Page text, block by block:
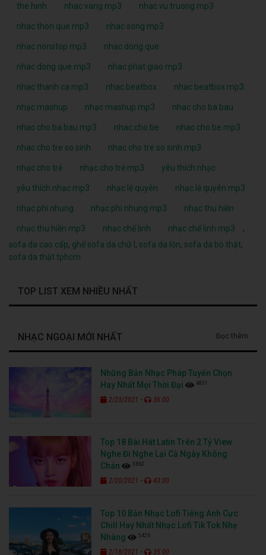
the hinh nhac vang mp3 nhac vu truong mp3
nhac thon que mp3 nhac song mp3
nhac nonstop mp3 nhac dong que
nhac dong que mp3 nhac phat giao mp3
nhac thanh ca mp3 nhac beatbox nhac beatbox mp3
nhạc mashup nhạc mashup mp3 nhac cho ba bau
nhac cho ba bau mp3 nhac cho be nhac cho be mp3
nhac cho tre so sinh nhac cho tre so sinh mp3
nhạc cho trẻ nhạc cho trẻ mp3 yêu thích nhạc
yêu thích nhạc mp3 nhạc lệ quyên nhạc lệ quyên mp3
nhạc phi nhung nhạc phi nhung mp3 nhạc thu hiền
nhạc thu hiền mp3 nhạc chế linh nhạc chế linh mp3
,
sofa da cao cấp, ghế sofa da chữ l , sofa da lộn, sofa da bò thật,
sofa da thật tphcm
TOP LIST XEM NHIỀU NHẤT
NHẠC NGOẠI MỚI NHẤT Đọc thêm
Những Bản Nhạc Pháp Tuyển Chọn
Hay Nhất Mọi Thời Đại
4831
2/23/2021 - 36:00
Top 18 Bài Hát Latin Trên 2 Tỷ View
Nghe Đi Nghe Lại Cả Ngày Không
Chán
3662
2/20/2021 - 43:00
Top 10 Bản Nhạc Lofi Tiếng Anh Cực
Chill Hay Nhất Nhạc Lofi Tik Tok Nhẹ
Nhàng
5426
2/18/2021 - 35:00